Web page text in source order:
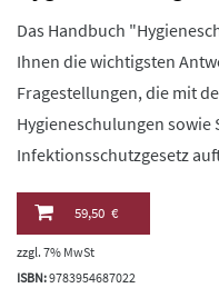
Das Handbuch
Ihnen die wichtigsten
Fragestellungen, die mit
Hygieneschulungen sowie
Infektionsschutzgesetz
59,50 €
zzgl. 7% MwSt
ISBN:9783954687022